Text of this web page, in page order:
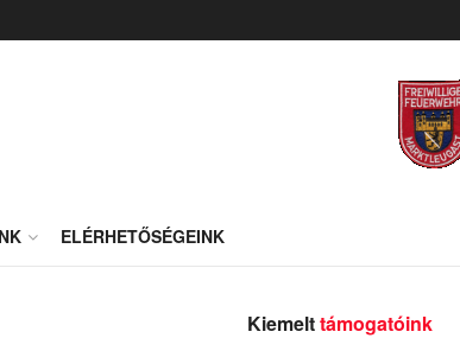
ELÉRHETŐSÉGEINK
Kiemelttámogatóink